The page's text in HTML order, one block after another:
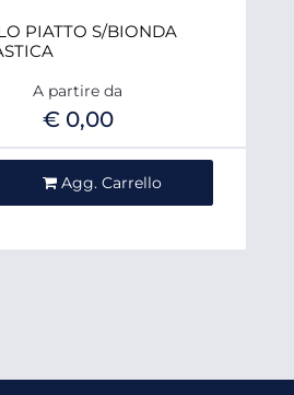
PIATTO S/BIONDA
A partire da
€ 0,00
Agg. Carrello